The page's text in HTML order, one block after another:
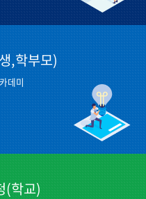
,학부모)
데미
(학교)